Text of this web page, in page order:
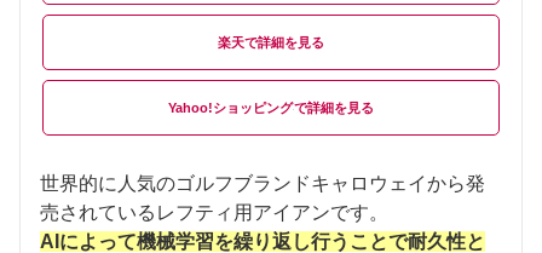
楽天
Yahoo!ショッピング
世界的に人気のゴルフブランドキャロウェイから発
売されているレフティ用アイアンです。
AIによって機械学習を繰り返し行うことで耐久性と